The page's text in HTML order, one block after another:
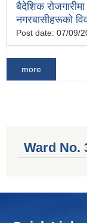
बैदेशिक
नगरबासीहरूको
Post date: 07/09/
more
Ward No.